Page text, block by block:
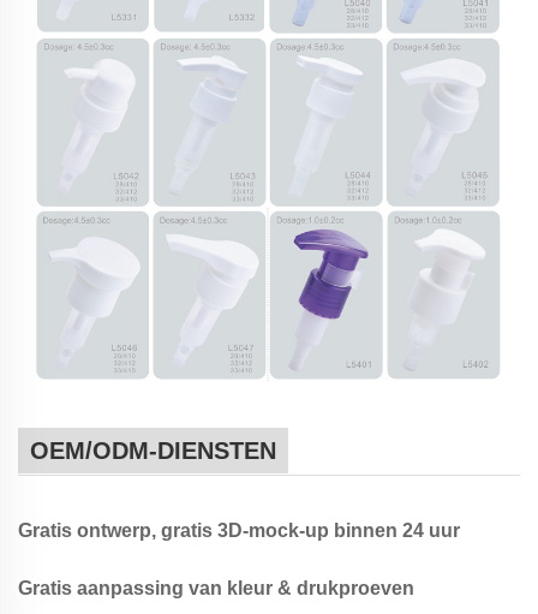
OEM/ODM-DIENSTEN
Gratis ontwerp, gratis 3D-mock-up binnen 24 uur
Gratis aanpassing van kleur & drukproeven